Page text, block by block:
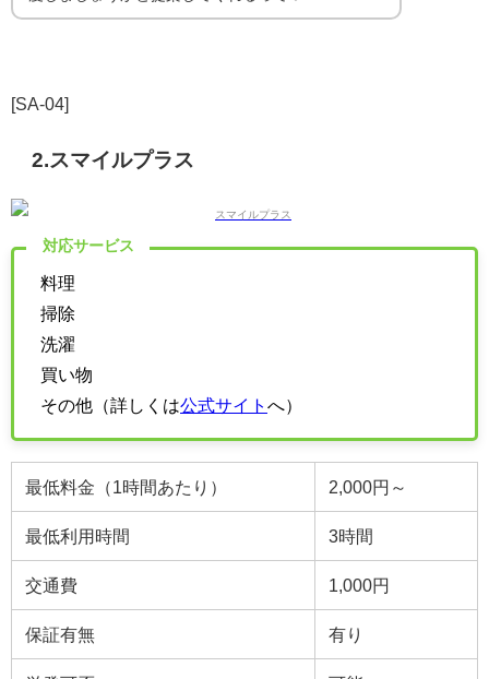
[SA-04]
2.スマイルプラス
対応サービス
料理
掃除
洗濯
買い物
その他（詳しくは公式サイト へ）
最低料金（1時間あたり） 2,000円～
最低利用時間 3時間
交通費 1,000円
保証有無 有り